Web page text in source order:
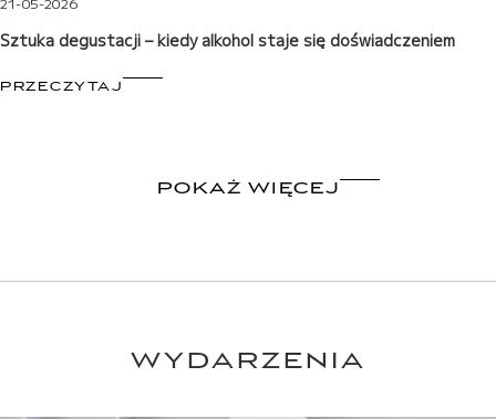
Sztuka degustacji – kiedy alkohol staje się doświadczeniem
PRZECZYTAJ
POKAŻ WIĘCEJ
WYDARZENIA